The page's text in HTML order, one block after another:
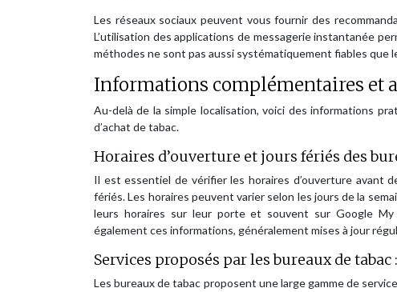
Les réseaux sociaux peuvent vous fournir des
L’utilisation des applications de messagerie instantanée
méthodes ne sont pas aussi systématiquement fiables que
Informations complémentaires et
Au-delà de la simple localisation, voici des informations
d’achat de tabac.
Horaires d’ouverture et jours fériés des
Il est essentiel de vérifier les horaires d’ouverture avant
fériés. Les horaires peuvent varier selon les jours de la
leurs horaires sur leur porte et souvent sur Google My
également ces informations, généralement mises à jour
Services proposés par les bureaux de
Les bureaux de tabac proposent une large gamme de